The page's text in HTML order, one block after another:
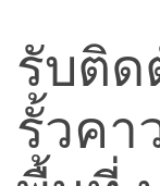
รับติด
รั้วคา